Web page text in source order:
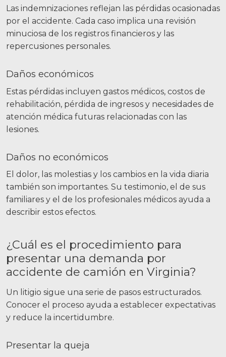
Las indemnizaciones reflejan las pérdidas ocasionadas
por el accidente. Cada caso implica una revisión
minuciosa de los registros financieros y las
repercusiones personales.
Daños económicos
Estas pérdidas incluyen gastos médicos, costos de
rehabilitación, pérdida de ingresos y necesidades de
atención médica futuras relacionadas con las
lesiones.
Daños no económicos
El dolor, las molestias y los cambios en la vida diaria
también son importantes. Su testimonio, el de sus
familiares y el de los profesionales médicos ayuda a
describir estos efectos.
¿Cuál es el procedimiento para
presentar una demanda por
accidente de camión en Virginia?
Un litigio sigue una serie de pasos estructurados.
Conocer el proceso ayuda a establecer expectativas
y reduce la incertidumbre.
Presentar la queja